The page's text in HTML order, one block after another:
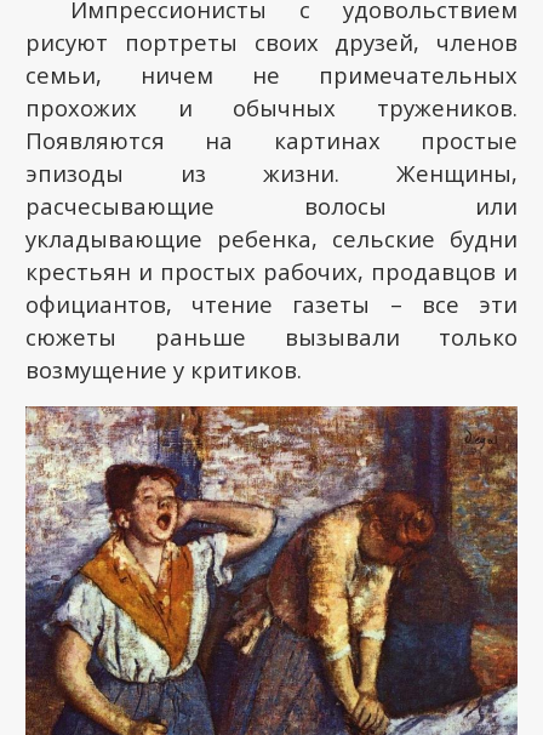
Импрессионисты с удовольствием
рисуют портреты своих друзей, членов
семьи, ничем не примечательных
прохожих и обычных тружеников.
Появляются на картинах простые
эпизоды из жизни. Женщины,
расчесывающие волосы или
укладывающие ребенка, сельские будни
крестьян и простых рабочих, продавцов и
официантов, чтение газеты – все эти
сюжеты раньше вызывали только
возмущение у критиков.